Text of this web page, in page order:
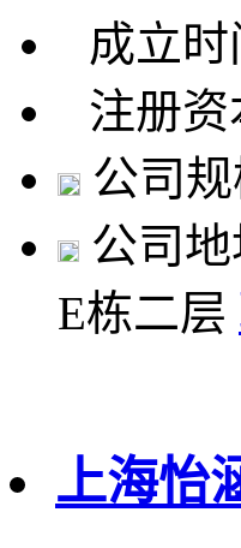
成立时
注册资
公司
公司
E栋二层
上海怡